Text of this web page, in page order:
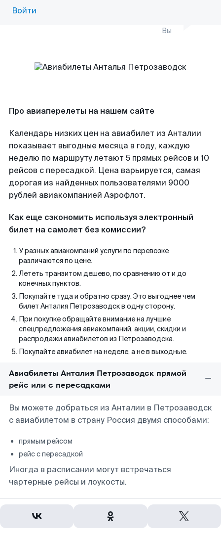
Войти
Вы
Про авиаперелеты на нашем сайте
Календарь низких цен на авиабилет из Анталии
показывает выгодные месяца в году, каждую
неделю по маршруту летают 5 прямых рейсов и 10
рейсов с пересадкой. Цена варьируется, самая
дорогая из найденных пользователями 9000
рублей авиакомпанией Аэрофлот.
Как еще сэкономить используя электронный
билет на самолет без комиссии?
У разных авиакомпаний услуги по перевозке
различаются по цене.
Лететь транзитом дешево, по сравнению от и до
конечных пунктов.
Покупайте туда и обратно сразу. Это выгоднее чем
билет Анталия Петрозаводск в одну сторону.
При покупке обращайте внимание на лучшие
спецпредложения авиакомпаний, акции, скидки и
распродажи авиабилетов из Петрозаводска.
Покупайте авиабилет на неделе, а не в выходные.
Авиабилеты Анталия Петрозаводск прямой
рейс или с пересадками
Вы можете добраться из Анталии в Петрозаводск
с авиабилетом в страну Россия двумя способами:
прямым рейсом
рейс с пересадкой
Иногда в расписании могут встречаться
чартерные рейсы и лоукосты.